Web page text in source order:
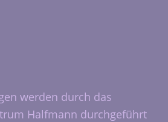
werden durch das
Halfmann durchgeführt